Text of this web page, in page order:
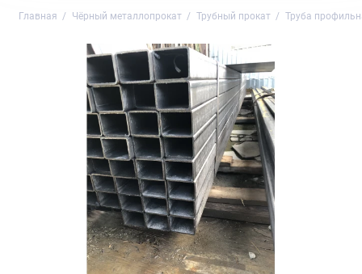
Главная Чёрный металлопрокат Трубный прокат Труба